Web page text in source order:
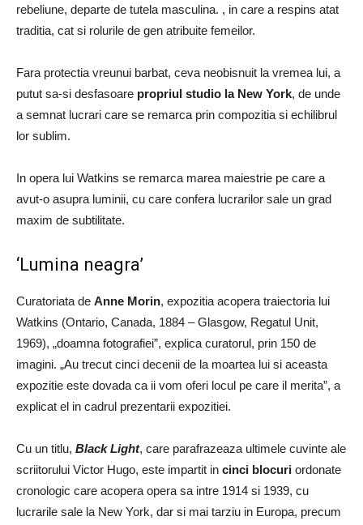
rebeliune, departe de tutela masculina. , in care a respins atat
traditia, cat si rolurile de gen atribuite femeilor.
Fara protectia vreunui barbat, ceva neobisnuit la vremea lui, a
putut sa-si desfasoare propriul studio la New York, de unde
a semnat lucrari care se remarca prin compozitia si echilibrul
lor sublim.
In opera lui Watkins se remarca marea maiestrie pe care a
avut-o asupra luminii, cu care confera lucrarilor sale un grad
maxim de subtilitate.
‘Lumina neagra’
Curatoriata de Anne Morin, expozitia acopera traiectoria lui
Watkins (Ontario, Canada, 1884 – Glasgow, Regatul Unit,
1969), „doamna fotografiei”, explica curatorul, prin 150 de
imagini. „Au trecut cinci decenii de la moartea lui si aceasta
expozitie este dovada ca ii vom oferi locul pe care il merita”, a
explicat el in cadrul prezentarii expozitiei.
Cu un titlu, Black Light, care parafrazeaza ultimele cuvinte ale
scriitorului Victor Hugo, este impartit in cinci blocuri ordonate
cronologic care acopera opera sa intre 1914 si 1939, cu
lucrarile sale la New York, dar si mai tarziu in Europa, precum